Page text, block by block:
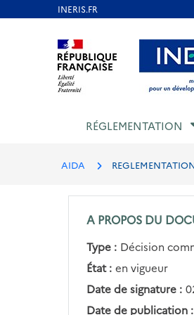
Aller au contenu Aller au
RÉGLEMENTATION
AIDA
A PROPOS DU
Type : Décision
État : en vigueur
Date de signature :
Date de publication :